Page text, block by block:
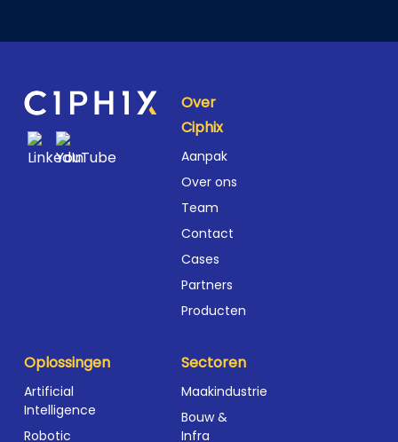
Over
Ciphix
Aanpak
Over ons
Team
Contact
Cases
Partners
Producten
Oplossingen
Artificial
Intelligence
Robotic
Sectoren
Maakindustrie
Bouw &
Infra